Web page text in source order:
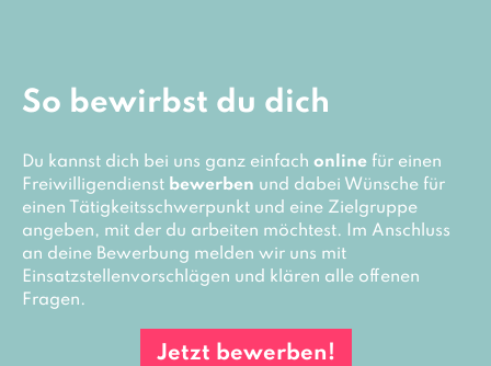
So bewirbst du dich
Du kannst dich bei uns ganz einfach online für einen
Freiwilligendienst bewerben und dabei Wünsche für
einen Tätigkeitsschwerpunkt und eine Zielgruppe
angeben, mit der du arbeiten möchtest. Im Anschluss
an deine Bewerbung melden wir uns mit
Einsatzstellenvorschlägen und klären alle offenen
Fragen.
Jetzt bewerben!